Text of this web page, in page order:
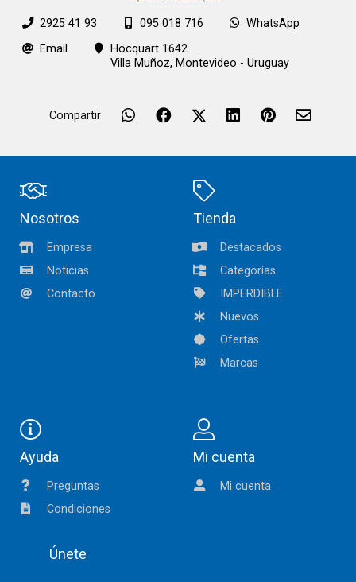
2925 41 93 095 018 716
WhatsApp
Email
Hocquart 1642
Villa Muñoz, Montevideo - Uruguay
Compartir
Nosotros
Empresa
Noticias
Contacto
Tienda
Destacados
Categorías
IMPERDIBLE
Nuevos
Ofertas
Marcas
Ayuda
Preguntas
Condiciones
Mi cuenta
Mi cuenta
Únete